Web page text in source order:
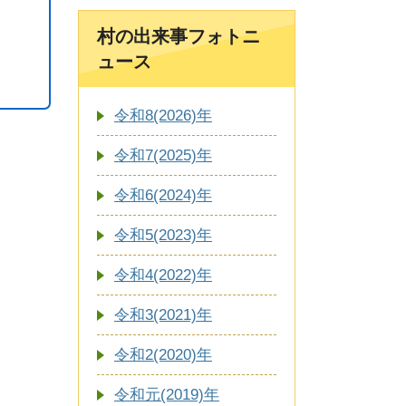
村の出来事フォトニ
ュース
令和8(2026)年
令和7(2025)年
令和6(2024)年
令和5(2023)年
令和4(2022)年
令和3(2021)年
令和2(2020)年
令和元(2019)年